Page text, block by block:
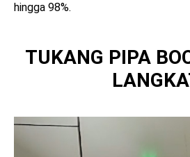
hingga 98%.
TUKANG PIPA